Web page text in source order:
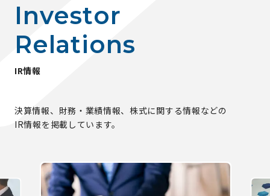
Investor
Relations
IR情報
決算情報、財務・業績情報、株式に関する情報などの
IR情報を掲載しています。